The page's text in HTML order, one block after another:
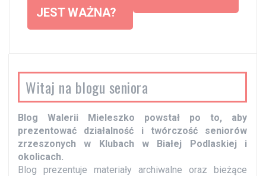
a
z
w
p
i
s
y
JEST WAŻNA?
Witaj na blogu seniora
Blog Walerii Mieleszko powstał po to, aby
prezentować działalność i twórczość seniorów
zrzeszonych w Klubach w Białej Podlaskiej i
okolicach.
Blog prezentuje materiały archiwalne oraz bieżące